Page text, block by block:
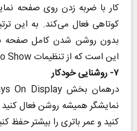
کار با ضربه زدن روی صفحه
کوتاهی فعال می‌کند. به این
بدون روشن شدن کامل صفحه
این است که از تنظیمات Tap to Show استفاده کنید.
۷- روشنایی خودکار
نمایشگر همیشه روشن فعال
کنید و عمر باتری را بیشتر حفظ